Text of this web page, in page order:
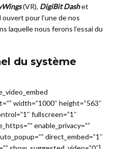
(VR), DigiBit Dashet
ouvert pour l’une de nos
laquelle nous ferons l’essai du
du système
width=”1000″ height=”563″
fullscreen=”1″
enable_privacy=””
direct_embed=”1″